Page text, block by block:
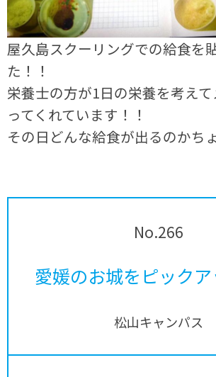
屋久島スクーリングでの給食を
た！！
栄養士の方が1日の栄養を考え
ってくれています！！
その日どんな給食が出るのかち
No.266
愛媛のお城をピックア
松山キャンパス